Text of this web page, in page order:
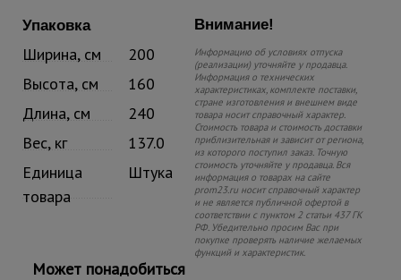
Упаковка
Ширина, см
200
Высота, см
160
Длина, см
240
Вес, кг
137.0
Единица
товара
Штука
Внимание!
Информацию об условиях отпуска
(реализации) уточняйте у продавца.
Информация о технических
характеристиках, комплекте поставки,
стране изготовления и внешнем виде
товара носит справочный характер.
Стоимость товара и стоимость доставки
приблизительная и зависит от региона,
из которого поступил заказ. Точную
стоимость уточняйте у продавца. Вся
информация о товарах на сайте
prom23.ru носит справочный характер
и не является публичной офертой в
соответствии с пунктом 2 статьи 437 ГК
РФ. Убедительно просим Вас при
покупке проверять наличие желаемых
функций и характеристик.
Может понадобиться